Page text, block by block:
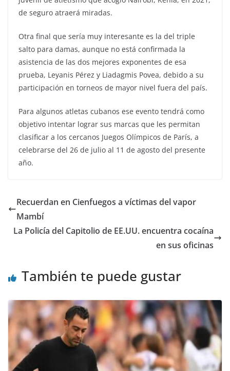
de seguro atraerá miradas.
Otra final que sería muy interesante es la del triple
salto para damas, aunque no está confirmada la
asistencia de las dos mejores exponentes de esa
prueba, Leyanis Pérez y Liadagmis Povea, debido a su
participación en torneos de mayor nivel fuera del país.
Para algunos atletas cubanos ese evento tendrá como
objetivo intentar lograr sus marcas que les permitan
clasificar a los cercanos Juegos Olímpicos de París, a
celebrarse del 26 de julio al 11 de agosto del presente
año.
Recuerdan en Cienfuegos a víctimas del vapor
Mambí
La Policía del Capitolio de EE.UU. encuentra cocaína
en sus oficinas
También te puede gustar